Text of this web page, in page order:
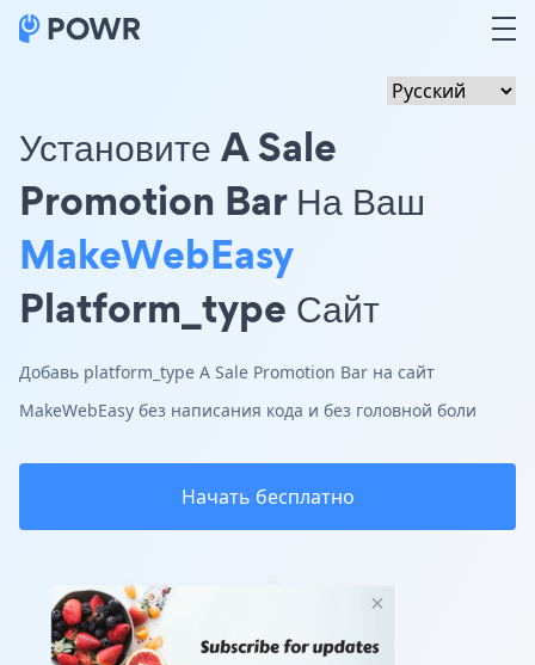
Установите A Sale
Promotion Bar На Ваш
MakeWebEasy
Platform_type Сайт
Добавь platform_type A Sale Promotion Bar на сайт
MakeWebEasy без написания кода и без головной боли
Начать бесплатно